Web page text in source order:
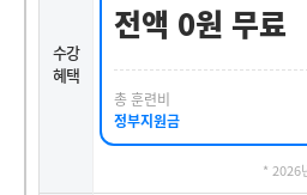
수강
혜택
전액 0원 무료
총 훈련비
정부지원금
* 2026